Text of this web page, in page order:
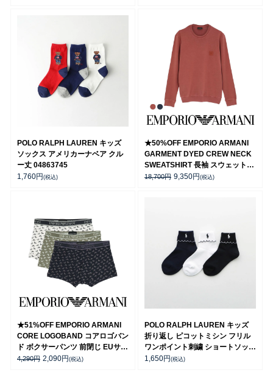
POLO RALPH LAUREN キッズ
ソックス アメリカーナベア クル
ー丈 04863745
1,760円 (税込)
★50%OFF EMPORIO ARMANI
GARMENT DYED CREW NECK
SWEATSHIRT 長袖 スウェット
EUサイズ メンズ 54007862
18,700円 9,350円 (税込)
★51%OFF EMPORIO ARMANI
CORE LOGOBAND コアロゴバン
ド ボクサーパンツ 前閉じ EUサイ
ズ メンズ 54007791
4,290円 2,090円 (税込)
POLO RALPH LAUREN キッズ
折り返し ピコットミシン フリル
ワンポイント刺繍 ショートソック
ス 04803763
1,650円 (税込)